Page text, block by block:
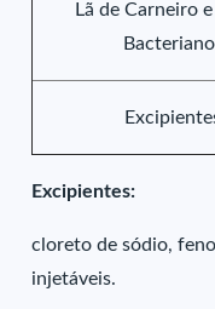
Lã de Carneiro
Excipientes:
cloreto de sódio,
injetáveis.